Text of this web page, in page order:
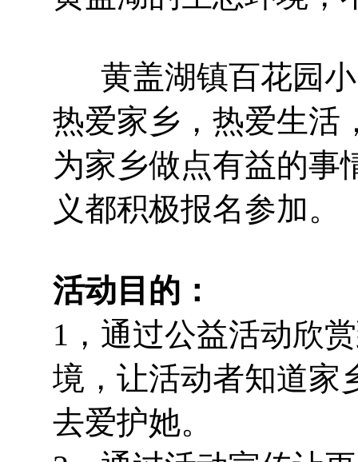
黄盖湖镇百花园小
热爱家乡，热爱生活
为家乡做点有益的事
义都积极报名参加。
活动目的：
1，通过公益活动欣
境，让活动者知道家
去爱护她。